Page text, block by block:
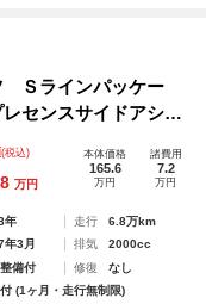
Ｓラインパッケー
センスサイドアシス
正ＭＭＩナビフルセ
チャルコクピットマ
(税込)
8 万円
本体価格
165.6
万円
諸費用
7.2
万円
年 走行
6.8万km
年3月 排気
2000cc
備付 修復
なし
(1ヶ月・走行無制限)